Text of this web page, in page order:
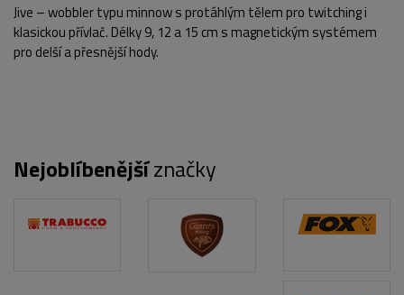
Jive – wobbler typu minnow s protáhlým tělem pro twitching i
klasickou přívlač. Délky 9, 12 a 15 cm s magnetickým systémem
pro delší a přesnější hody.
Nejoblíbenějšíznačky